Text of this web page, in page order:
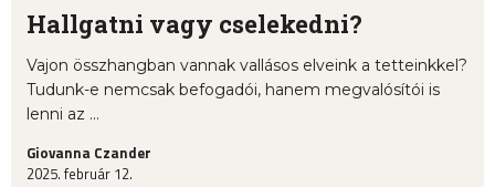
Hallgatni vagy cselekedni?
Vajon összhangban vannak vallásos elveink a tetteinkkel?
Tudunk-e nemcsak befogadói, hanem megvalósítói is
lenni az ...
Giovanna Czander
2025. február 12.